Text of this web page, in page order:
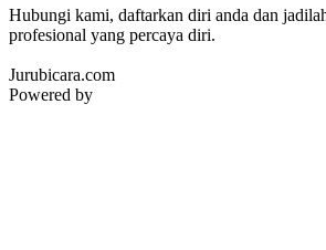
Hubungi kami, daftarkan diri anda dan
profesional yang percaya diri.
Jurubicara.com
Powered by